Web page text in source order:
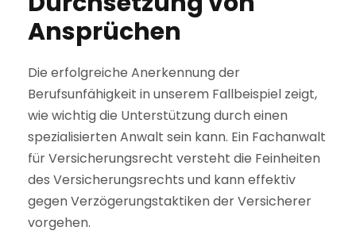
Ansprüchen
Die erfolgreiche Anerkennung der
Berufsunfähigkeit in unserem Fallbeispiel zeigt,
wie wichtig die Unterstützung durch einen
spezialisierten Anwalt sein kann. Ein Fachanwalt
für Versicherungsrecht versteht die Feinheiten
des Versicherungsrechts und kann effektiv
gegen Verzögerungstaktiken der Versicherer
vorgehen.